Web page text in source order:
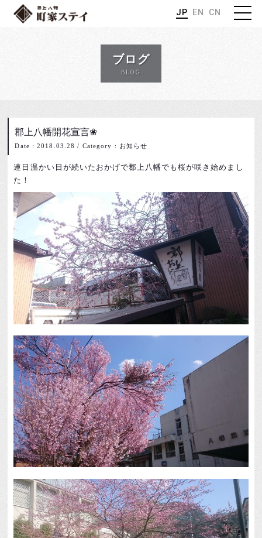
JP EN CN
ブログ
BLOG
郡上八幡開花宣言❀
Date : 2018.03.28 / Category : お知らせ
連日温かい日が続いたおかげで郡上八幡でも桜が咲き始めまし
た！